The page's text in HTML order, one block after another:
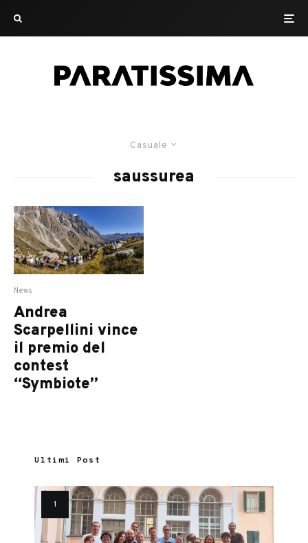
Casuale
saussurea
News
Andrea
Scarpellini vince
il premio del
contest
“Symbiote”
Ultimi Post